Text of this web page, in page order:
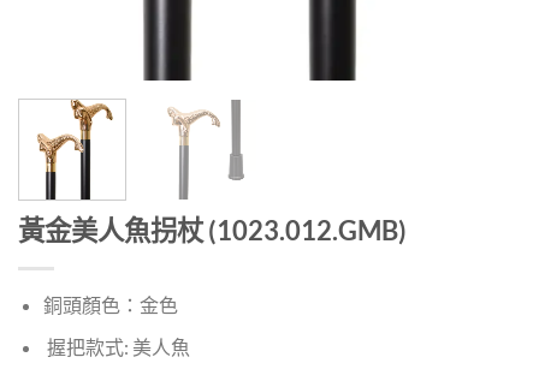
黃金美人魚拐杖 (1023.012.GMB)
銅頭顏色：金色
握把款式: 美人魚